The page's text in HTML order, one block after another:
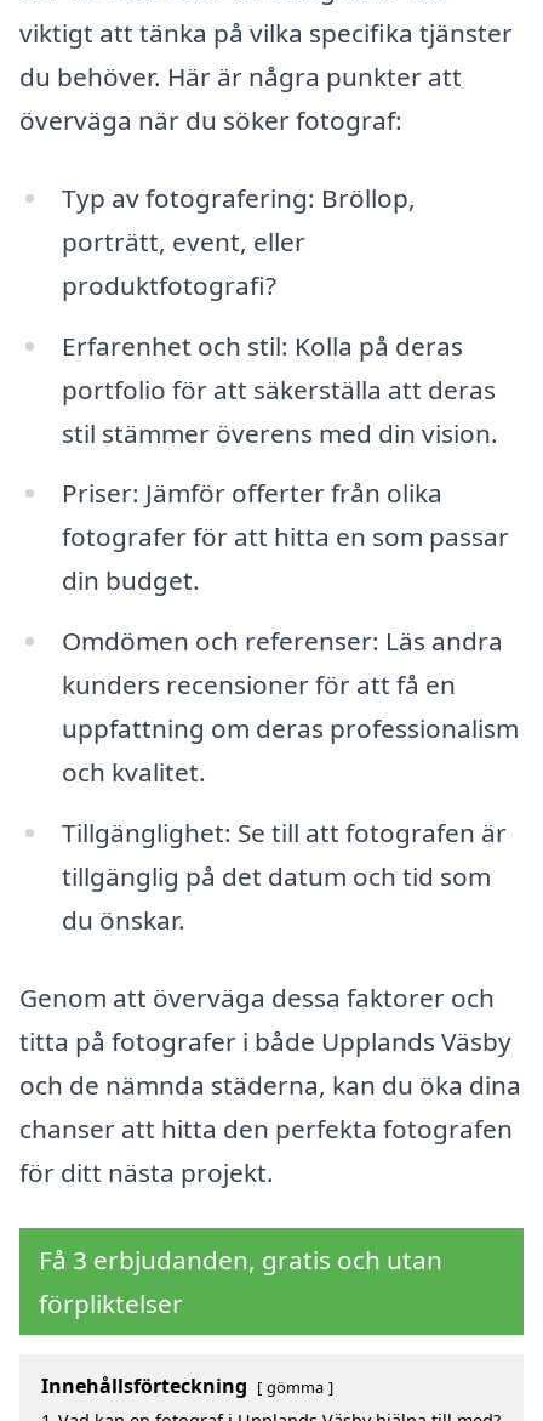
viktigt att tänka på vilka specifika tjänster
du behöver. Här är några punkter att
överväga när du söker fotograf:
Typ av fotografering: Bröllop,
porträtt, event, eller
produktfotografi?
Erfarenhet och stil: Kolla på deras
portfolio för att säkerställa att deras
stil stämmer överens med din vision.
Priser: Jämför offerter från olika
fotografer för att hitta en som passar
din budget.
Omdömen och referenser: Läs andra
kunders recensioner för att få en
uppfattning om deras professionalism
och kvalitet.
Tillgänglighet: Se till att fotografen är
tillgänglig på det datum och tid som
du önskar.
Genom att överväga dessa faktorer och
titta på fotografer i både Upplands Väsby
och de nämnda städerna, kan du öka dina
chanser att hitta den perfekta fotografen
för ditt nästa projekt.
Få 3 erbjudanden, gratis och utan
förpliktelser
Innehållsförteckning gömma